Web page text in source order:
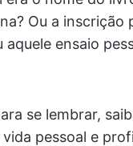
Ou a
ensaio
se lembrar,
pessoal e